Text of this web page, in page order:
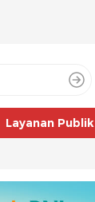
Layanan Publik